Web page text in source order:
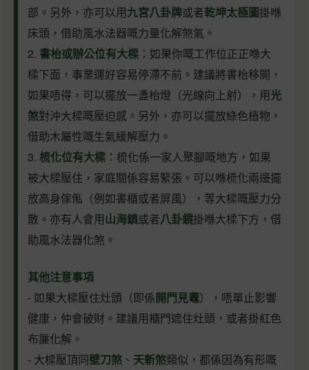
部。另外，亦可以用九宮八卦牌或者乾坤太極圖掛喺
床頭，借助風水法器嘅力量化解煞氣。
2. 書枱或辦公位有大樑 ：如果你嘅工作位正正喺大
樑下面，事業運好容易停滯不前。建議將書枱移開，
如果唔得，可以擺放一盞枱燈（光線向上射），用光
煞對沖大樑嘅壓迫感。另外，亦可以擺放綠色植物，
借助木屬性嘅生氣緩解壓力。
3. 梳化位有大樑 ：梳化係一家人聚腳嘅地方，如果
被大樑壓住，家庭關係容易緊張。可以喺梳化兩邊擺
放高身傢俬（例如書櫃或者屏風），等大樑嘅壓力分
散。亦有人會用山海鎮或者八卦鏡掛喺大樑下方，借
助風水法器化煞。
其他注意事項
- 如果大樑壓住灶頭（即係開門見竈），唔單止影響
健康，仲會破財。建議用櫃門遮住灶頭，或者掛紅色
布簾化解。
- 大樑壓頂同壁刀煞 、 天斬煞類似，都係因為有形嘅